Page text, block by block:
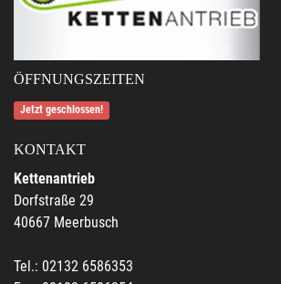
ÖFFNUNGSZEITEN
Jetzt geschlossen!
KONTAKT
Kettenantrieb
Dorfstraße 29
40667 Meerbusch
Tel.: 02132 6586353